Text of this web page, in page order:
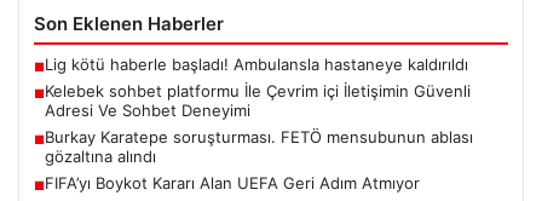
Son Eklenen Haberler
■Lig kötü haberle başladı! Ambulansla hastaneye kaldırıldı
■Kelebek sohbet platformu İle Çevrim içi İletişimin Güvenli
Adresi Ve Sohbet Deneyimi
■Burkay Karatepe soruşturması. FETÖ mensubunun ablası
gözaltına alındı
■FIFA’yı Boykot Kararı Alan UEFA Geri Adım Atmıyor